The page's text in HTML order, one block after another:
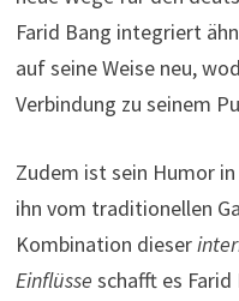
Farid Bang integriert
auf seine Weise neu,
Verbindung zu seinem
Zudem ist sein Humor
ihn vom traditionellen
Kombination dieser
Einflüsse schafft es Farid